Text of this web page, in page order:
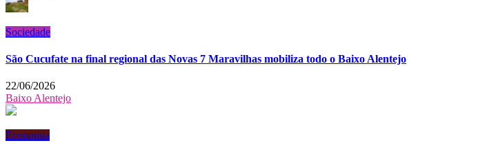
Sociedade
São Cucufate na final regional das Novas 7 Maravilhas mobiliza todo o Baixo Alentejo
22/06/2026
Baixo Alentejo
Economia